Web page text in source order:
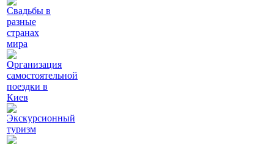
Свадьбы в
разные
странах
мира
Организация
самостоятельной
поездки в
Киев
Экскурсионный
туризм